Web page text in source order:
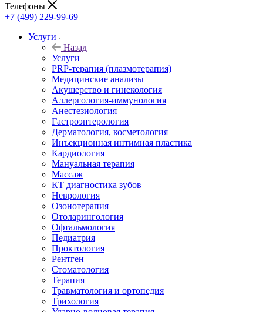
Телефоны
+7 (499) 229-99-69
Услуги
Назад
Услуги
PRP-терапия (плазмотерапия)
Медицинские анализы
Акушерство и гинекология
Аллергология-иммунология
Анестезиология
Гастроэнтерология
Дерматология, косметология
Инъекционная интимная пластика
Кардиология
Мануальная терапия
Массаж
КТ диагностика зубов
Неврология
Озонотерапия
Отоларингология
Офтальмология
Педиатрия
Проктология
Рентген
Стоматология
Терапия
Травматология и ортопедия
Трихология